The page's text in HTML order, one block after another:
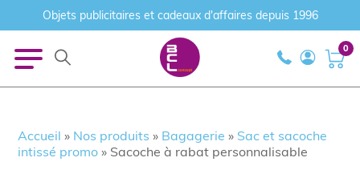
Objets publicitaires et cadeaux d'affaires depuis 1996
0
Accueil » Nos produits » Bagagerie » Sac et sacoche
intissé promo » Sacoche à rabat personnalisable